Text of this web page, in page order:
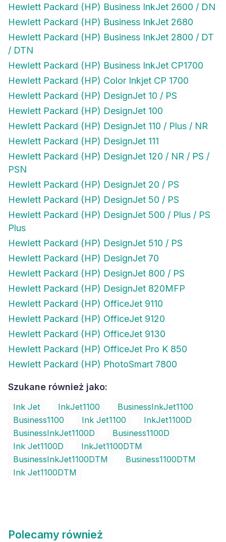
Hewlett Packard (HP) Business InkJet 2600 / DN
Hewlett Packard (HP) Business InkJet 2680
Hewlett Packard (HP) Business InkJet 2800 / DT
/ DTN
Hewlett Packard (HP) Business InkJet CP1700
Hewlett Packard (HP) Color Inkjet CP 1700
Hewlett Packard (HP) DesignJet 10 / PS
Hewlett Packard (HP) DesignJet 100
Hewlett Packard (HP) DesignJet 110 / Plus / NR
Hewlett Packard (HP) DesignJet 111
Hewlett Packard (HP) DesignJet 120 / NR / PS /
PSN
Hewlett Packard (HP) DesignJet 20 / PS
Hewlett Packard (HP) DesignJet 50 / PS
Hewlett Packard (HP) DesignJet 500 / Plus / PS
Plus
Hewlett Packard (HP) DesignJet 510 / PS
Hewlett Packard (HP) DesignJet 70
Hewlett Packard (HP) DesignJet 800 / PS
Hewlett Packard (HP) DesignJet 820MFP
Hewlett Packard (HP) OfficeJet 9110
Hewlett Packard (HP) OfficeJet 9120
Hewlett Packard (HP) OfficeJet 9130
Hewlett Packard (HP) OfficeJet Pro K 850
Hewlett Packard (HP) PhotoSmart 7800
Szukane również jako:
Ink Jet InkJet1100
BusinessInkJet1100
Business1100
Ink Jet1100
InkJet1100D
BusinessInkJet1100D
Business1100D
Ink Jet1100D
InkJet1100DTM
BusinessInkJet1100DTM
Business1100DTM
Ink Jet1100DTM
Polecamy również